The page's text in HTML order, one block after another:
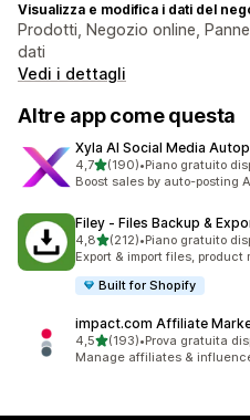
Visualizza e modifica i dati del
Prodotti, Negozio online,
dati
Vedi i dettagli
Altre app come questa
Xyla AI Social Media
4,7stelle su 5
(190)
190 recensioni totali
•Piano gratuito
Boost sales by auto-posting
Filey ‑ Files Backup &
4,8stelle su 5
(212)
212 recensioni totali
•Piano gratuito
Export & import files,
Built for Shopify
impact.com Affiliate
4,5stelle su 5
(193)
193 recensioni totali
•Prova gratuita
Manage affiliates &